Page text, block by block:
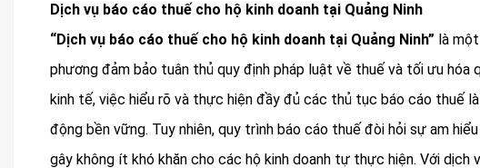
Dịch vụ báo cáo thuế cho hộ kinh doanh tại Quảng Ninh
“Dịch vụ báo cáo thuế cho hộ kinh doanh tại Quảng Ninh” là
phương đảm bảo tuân thủ quy định pháp luật về thuế và tối ưu hóa
kinh tế, việc hiểu rõ và thực hiện đầy đủ các thủ tục báo cáo thuế
động bền vững. Tuy nhiên, quy trình báo cáo thuế đòi hỏi sự am
gây không ít khó khăn cho các hộ kinh doanh tự thực hiện. Với dịch